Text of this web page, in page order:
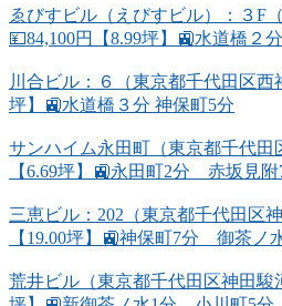
ゑびすビル（えびすビル）：３F
💴84,100円【8.99坪】🚉水道橋２分
川合ビル：６（東京都千代田区西
坪】🚉水道橋３分 神保町5分
サンハイム永田町（東京都千代田
【6.69坪】🚉永田町2分 赤坂見
三恵ビル：202（東京都千代田区
【19.00坪】🚉神保町7分 御茶
荒井ビル（東京都千代田区神田駿